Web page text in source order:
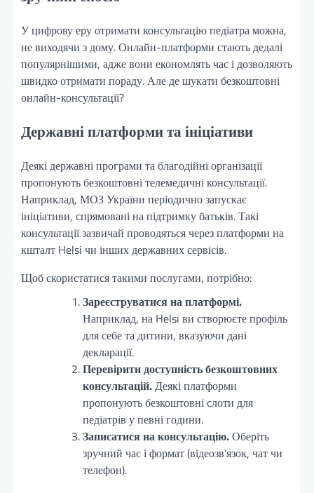
У цифрову еру отримати консультацію педіатра можна,
не виходячи з дому. Онлайн-платформи стають дедалі
популярнішими, адже вони економлять час і дозволяють
швидко отримати пораду. Але де шукати безкоштовні
онлайн-консультації?
Державні платформи та ініціативи
Деякі державні програми та благодійні організації
пропонують безкоштовні телемедичні консультації.
Наприклад, МОЗ України періодично запускає
ініціативи, спрямовані на підтримку батьків. Такі
консультації зазвичай проводяться через платформи на
кшталт Helsi чи інших державних сервісів.
Щоб скористатися такими послугами, потрібно:
Зареєструватися на платформі.
Наприклад, на Helsi ви створюєте профіль
для себе та дитини, вказуючи дані
декларації.
Перевірити доступність безкоштовних
консультацій.Деякі платформи
пропонують безкоштовні слоти для
педіатрів у певні години.
Записатися на консультацію.Оберіть
зручний час і формат (відеозв’язок, чат чи
телефон).